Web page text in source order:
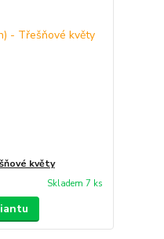
květy
Skladem 7 ks